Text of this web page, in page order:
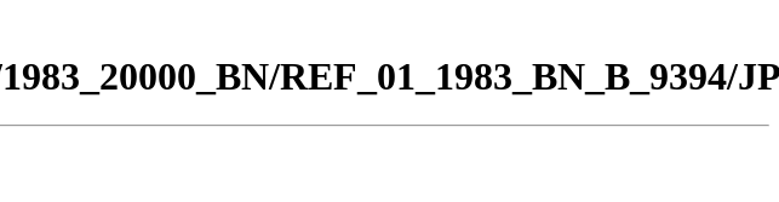
REF_01_1983_BN_B_9394/